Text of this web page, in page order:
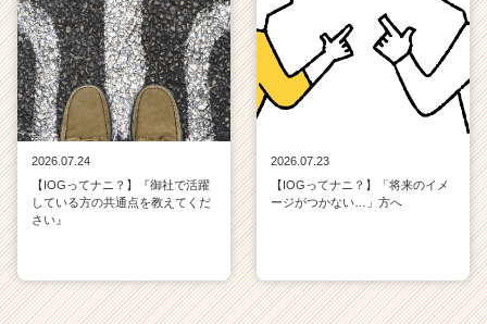
2026.07.24
【IOGってナニ？】『御社で活躍
している方の共通点を教えてくだ
さい』
2026.07.23
【IOGってナニ？】「将来のイメ
ージがつかない…」方へ